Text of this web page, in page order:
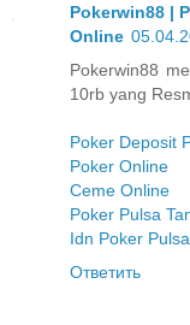
Pokerwin88 |
Online
Pokerwin88
10rb yang
Poker Deposit
Poker Online
Ceme Online
Poker Pulsa
Idn Poker Pulsa
Ответить